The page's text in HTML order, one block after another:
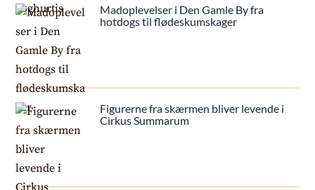
Madoplevelser i Den Gamle By fra
hotdogs til flødeskumskager
Figurerne fra skærmen bliver levende i
Cirkus Summarum